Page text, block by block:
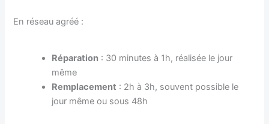
En réseau agréé :
Réparation : 30 minutes à 1h, réalisée le jour
même
Remplacement : 2h à 3h, souvent possible le
jour même ou sous 48h